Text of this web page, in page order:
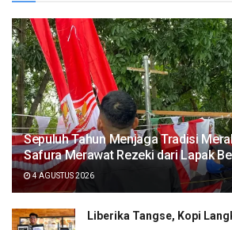
Sepuluh Tahun Menjaga Tradisi
Safura Merawat Rezeki dari Lapak
4 AGUSTUS 2026
Liberika Tangse, Kopi